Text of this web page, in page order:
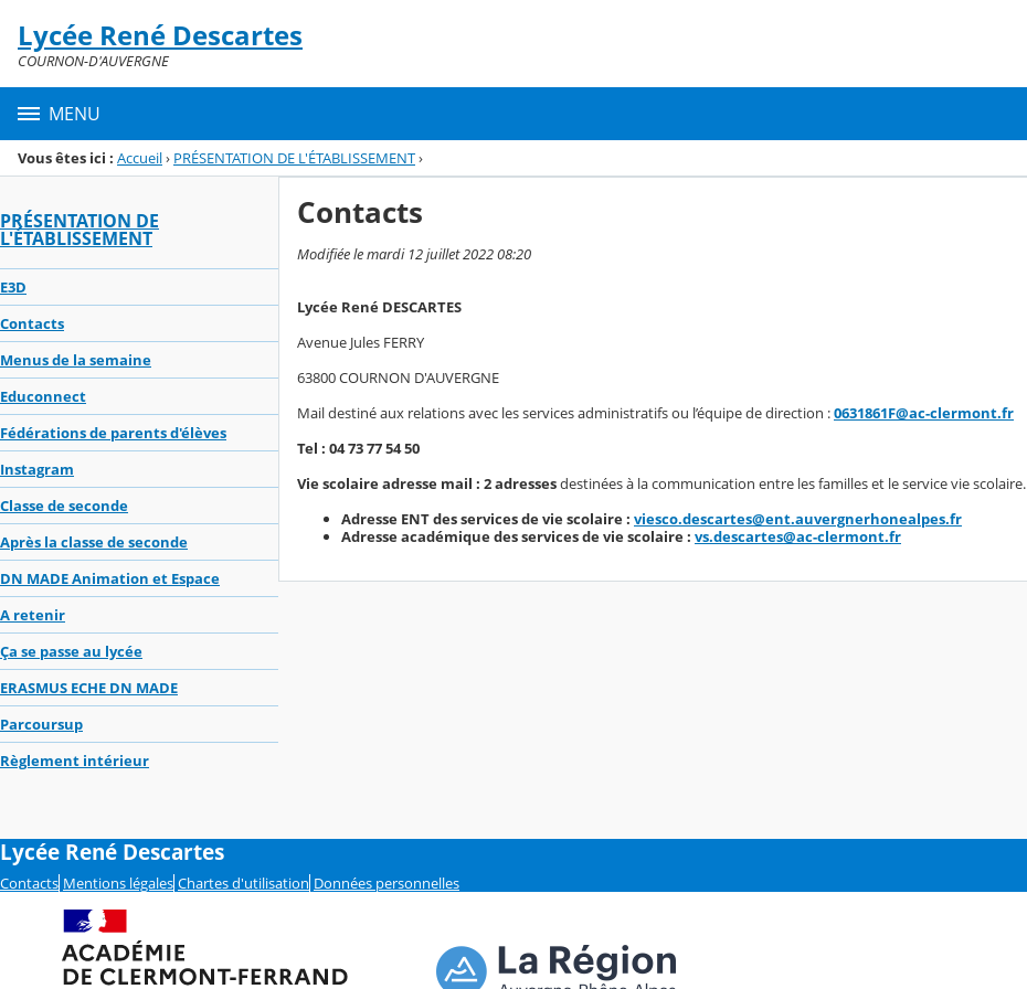
Menu de la rubrique
Contenu
Lycée René Descartes
COURNON-D'AUVERGNE
MENU
Vous êtes ici : Accueil› PRÉSENTATION DE L'ÉTABLISSEMENT›
PRÉSENTATION DE
L'ÉTABLISSEMENT
E3D
Contacts
Menus de la semaine
Educonnect
Fédérations de parents d'élèves
Instagram
Classe de seconde
Après la classe de seconde
DN MADE Animation et Espace
A retenir
Ça se passe au lycée
ERASMUS ECHE DN MADE
Parcoursup
Règlement intérieur
Contacts
Modifiée le mardi 12 juillet 2022 08:20
Lycée René DESCARTES
Avenue Jules FERRY
63800 COURNON D'AUVERGNE
Mail destiné aux relations avec les services administratifs ou l’équipe de direction :0631861F@ac-clermont.fr
Tel : 04 73 77 54 50
Vie scolaire adresse mail : 2 adressesdestinées à la communication entre les familles et le service vie scolaire.
Adresse ENT des services de vie scolaire : viesco.descartes@ent.auvergnerhonealpes.fr
Adresse académique des services de vie scolaire : vs.descartes@ac-clermont.fr
Lycée René Descartes
Contacts Mentions légales Chartes d'utilisation Données personnelles